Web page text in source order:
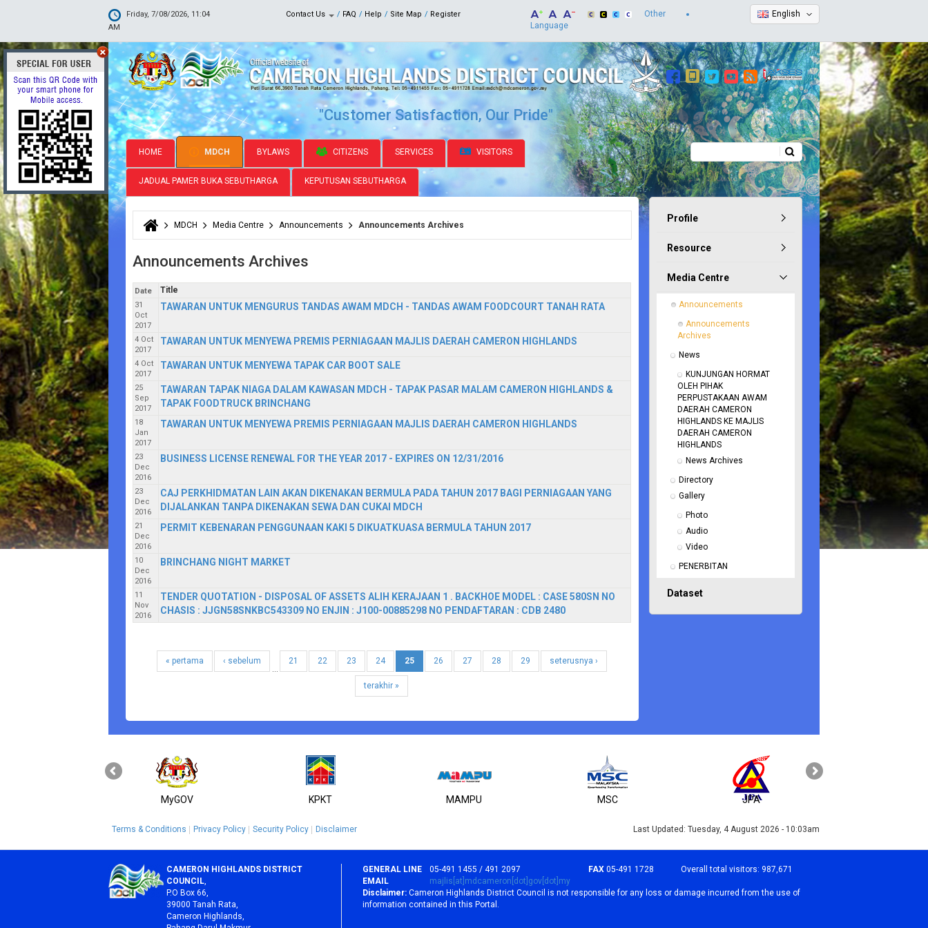
Friday, 7/08/2026, 11:04
AM
Contact Us FAQ Help Site Map Register English
Other
Language
"Customer Satisfaction, Our Pride"
HOME MDCH BYLAWS CITIZENS SERVICES VISITORS
JADUAL PAMER BUKA SEBUTHARGA KEPUTUSAN SEBUTHARGA
Search form
You are here
MDCH Media Centre Announcements Announcements Archives
Announcements Archives
Date Title
31
Oct
2017
TAWARAN UNTUK MENGURUS TANDAS AWAM MDCH - TANDAS AWAM FOODCOURT TANAH RATA
4 Oct
2017
TAWARAN UNTUK MENYEWA PREMIS PERNIAGAAN MAJLIS DAERAH CAMERON HIGHLANDS
4 Oct
2017
TAWARAN UNTUK MENYEWA TAPAK CAR BOOT SALE
25
Sep
2017
TAWARAN TAPAK NIAGA DALAM KAWASAN MDCH - TAPAK PASAR MALAM CAMERON HIGHLANDS &
TAPAK FOODTRUCK BRINCHANG
18
Jan
2017
TAWARAN UNTUK MENYEWA PREMIS PERNIAGAAN MAJLIS DAERAH CAMERON HIGHLANDS
23
Dec
2016
BUSINESS LICENSE RENEWAL FOR THE YEAR 2017 - EXPIRES ON 12/31/2016
23
Dec
2016
CAJ PERKHIDMATAN LAIN AKAN DIKENAKAN BERMULA PADA TAHUN 2017 BAGI PERNIAGAAN YANG
DIJALANKAN TANPA DIKENAKAN SEWA DAN CUKAI MDCH
21
Dec
2016
PERMIT KEBENARAN PENGGUNAAN KAKI 5 DIKUATKUASA BERMULA TAHUN 2017
10
Dec
2016
BRINCHANG NIGHT MARKET
11
Nov
2016
TENDER QUOTATION - DISPOSAL OF ASSETS ALIH KERAJAAN 1 . BACKHOE MODEL : CASE 580SN NO
CHASIS : JJGN58SNKBC543309 NO ENJIN : J100-00885298 NO PENDAFTARAN : CDB 2480
« pertama
‹ sebelum
…
21 22 23 24 25 26 27 28 29 seterusnya ›
terakhir »
Profile
Resource
Media Centre
Announcements
Announcements
Archives
News
KUNJUNGAN HORMAT
OLEH PIHAK
PERPUSTAKAAN AWAM
DAERAH CAMERON
HIGHLANDS KE MAJLIS
DAERAH CAMERON
HIGHLANDS
News Archives
Directory
Gallery
Photo
Audio
Video
PENERBITAN
Dataset
MyGOV KPKT MAMPU MSC JPA
Terms & Conditions Privacy Policy Security Policy Disclaimer Last Updated: Tuesday, 4 August 2026 - 10:03am
CAMERON HIGHLANDS DISTRICT
COUNCIL,
P.O Box 66,
39000 Tanah Rata,
Cameron Highlands,
GENERAL LINE 05-491 1455 / 491 2097 FAX 05-491 1728
EMAIL
majlis[at]mdcameron[dot]gov[dot]my
Overall total visitors: 987,671
Disclaimer: Cameron Highlands District Council is not responsible for any loss or damage incurred from the use of
information contained in this Portal.